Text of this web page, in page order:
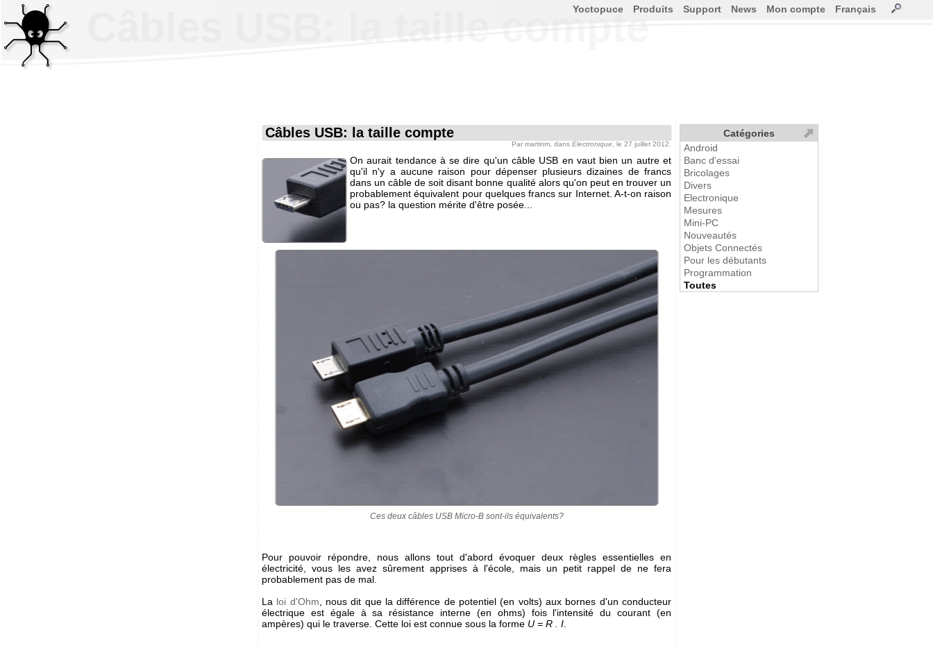
Câbles USB: la taille compte
Câbles USB: la taille compte
Par martinm , dans Electronique , le 27 juillet 2012.
On aurait tendance à se dire qu'un câble USB en vaut bien un autre et
qu'il n'y a aucune raison pour dépenser plusieurs dizaines de francs
dans un câble de soit disant bonne qualité alors qu'on peut en trouver un
probablement équivalent pour quelques francs sur Internet. A-t-on raison
ou pas? la question mérite d'être posée...
Ces deux câbles USB Micro-B sont-ils équivalents?
Pour pouvoir répondre, nous allons tout d'abord évoquer deux règles essentielles en
électricité, vous les avez sûrement apprises à l'école, mais un petit rappel de ne fera
probablement pas de mal.
La loi d'Ohm , nous dit que la différence de potentiel (en volts) aux bornes d'un conducteur
électrique est égale à sa résistance interne (en ohms) fois l'intensité du courant (en
ampères) qui le traverse. Cette loi est connue sous la forme U = R . I
Yoctopuce Produits Support News Mon compte Français
Catégories
Android
Banc d'essai
Bricolages
Divers
Electronique
Mesures
Mini-PC
Nouveautés
Objets Connectés
Pour les débutants
Programmation
Toutes